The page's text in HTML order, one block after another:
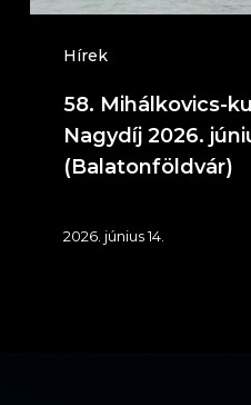
Hírek
13-
(Balatonföldvár)
58. Mihálkovics-
Nagydíj 2026.
(Balatonföldvár)
2026. június 14.